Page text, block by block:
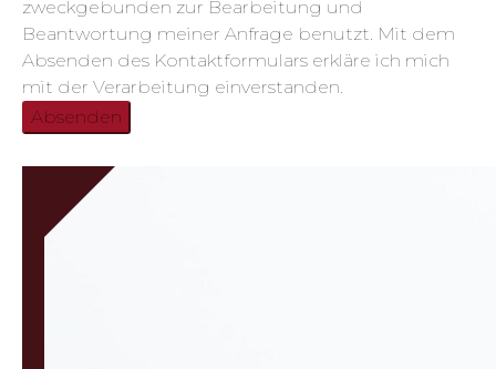
zweckgebunden zur Bearbeitung und
Beantwortung meiner Anfrage benutzt. Mit dem
Absenden des Kontaktformulars erkläre ich mich
mit der Verarbeitung einverstanden.